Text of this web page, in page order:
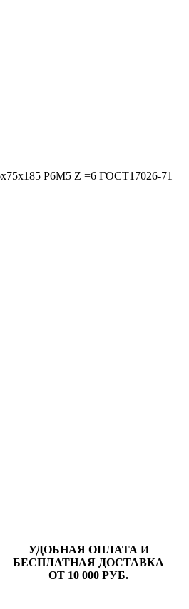
Р6М5 Z =6 ГОСТ17026-71
УДОБНАЯ ОПЛАТА И
БЕСПЛАТНАЯ ДОСТАВКА
ОТ 10 000 РУБ.